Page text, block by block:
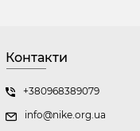
Контакти
+380968389079
info@nike.org.ua